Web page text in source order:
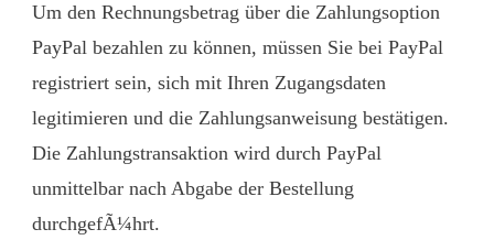
Um den Rechnungsbetrag über die Zahlungsoption
PayPal bezahlen zu können, müssen Sie bei PayPal
registriert sein, sich mit Ihren Zugangsdaten
legitimieren und die Zahlungsanweisung bestätigen.
Die Zahlungstransaktion wird durch PayPal
unmittelbar nach Abgabe der Bestellung
durchgefÃ¼hrt.